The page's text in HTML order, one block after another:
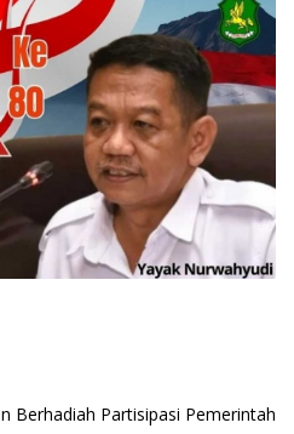
Berhadiah Partisipasi Pemerintah